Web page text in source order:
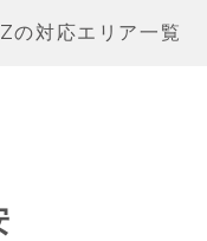
対応エリア一覧